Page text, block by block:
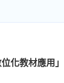
化教材應用